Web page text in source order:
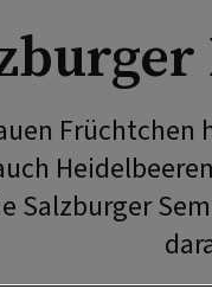
Früchtchen
Salzburger